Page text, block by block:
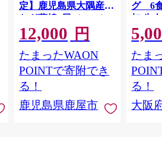
定】鹿児島県大隅産う
なぎ蒲焼4尾（400g）
12,000 円
たまったWAON
POINTで寄附でき
る！
鹿児島県鹿屋市
グ 6
加 牛
ット 6
メ 温
菜 簡
すめ
取り
料 ふ
堺市】
たま
る！
大阪